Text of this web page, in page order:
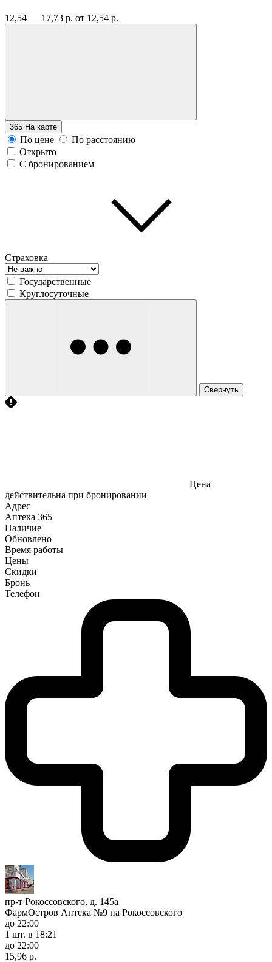
12,54 — 17,73 р. от 12,54 р.
365 На карте
По цене
По расстоянию
Открыто
С бронированием
Страховка
Государственные
Круглосуточные
Свернуть
Цена
действительна при бронировании
Адрес
Аптека 365
Наличие
Обновлено
Время работы
Цены
Скидки
Бронь
Телефон
пр-т Рокоссовского, д. 145а
ФармОстров Аптека №9 на Рокоссовского
до 22:00
1 шт. в 18:21
до 22:00
15,96 р.